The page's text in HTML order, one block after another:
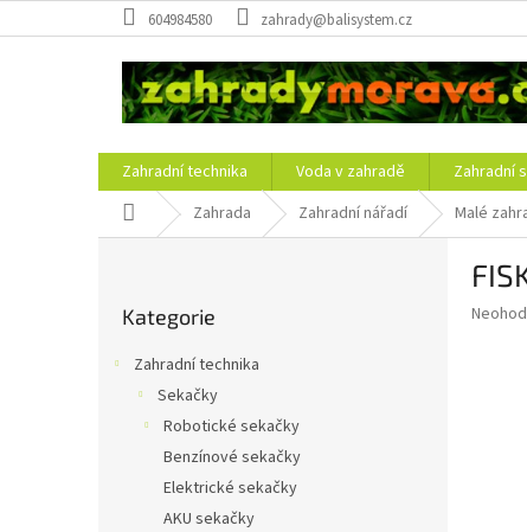
na
604984580 zahrady@balisystem.cz
Zahradní technika Voda v zahradě Zahradní
Domů Zahrada Zahradní nářadí Malé
kategorie
Kategorie
Zahradní technika
Sekačky
Robotické sekačky
Benzínové sekačky
Elektrické sekačky
AKU sekačky